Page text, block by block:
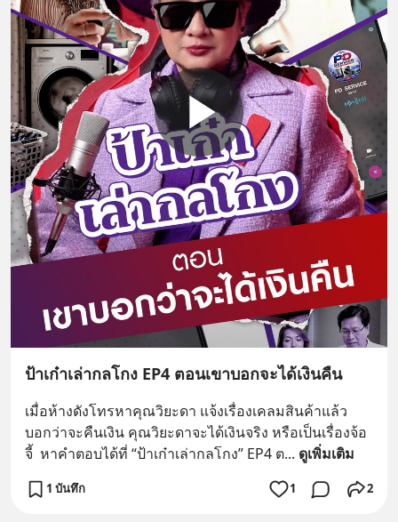
ป้าเก๋าเล่ากลโกง EP4 ตอนเขาบอกจะได้เงินคืน
เมื่อห้างดังโทรหาคุณวิยะดา แจ้งเรื่องเคลมสินค้าแล้ว
บอกว่าจะคืนเงิน คุณวิยะดาจะได้เงินจริง หรือเป็นเรื่องจ้อ
จี้  หาคำตอบได้ที่ “ป้าเก๋าเล่ากลโกง” EP4 ต... ดูเพิ่มเติม
1 บันทึก 1 2